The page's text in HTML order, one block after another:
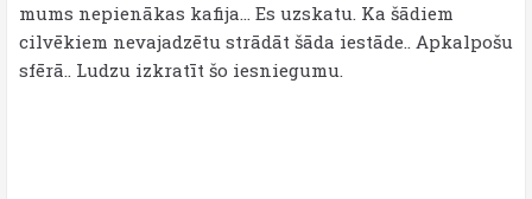
mums nepienākas kafija... Es uzskatu. Ka šādiem
cilvēkiem nevajadzētu strādāt šāda iestāde.. Apkalpošu
sfērā.. Ludzu izkratīt šo iesniegumu.